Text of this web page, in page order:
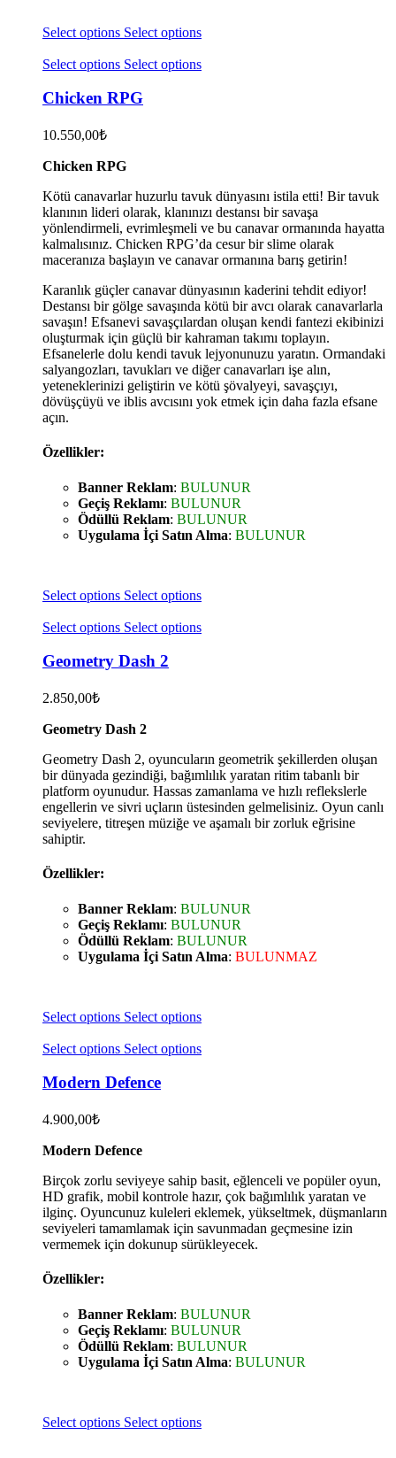
Select options Select options
Select options Select options
Chicken RPG
10.550,00₺
Chicken RPG
Kötü canavarlar huzurlu tavuk dünyasını istila etti! Bir tavuk
klanının lideri olarak, klanınızı destansı bir savaşa
yönlendirmeli, evrimleşmeli ve bu canavar ormanında hayatta
kalmalısınız. Chicken RPG’da cesur bir slime olarak
maceranıza başlayın ve canavar ormanına barış getirin!
Karanlık güçler canavar dünyasının kaderini tehdit ediyor!
Destansı bir gölge savaşında kötü bir avcı olarak canavarlarla
savaşın! Efsanevi savaşçılardan oluşan kendi fantezi ekibinizi
oluşturmak için güçlü bir kahraman takımı toplayın.
Efsanelerle dolu kendi tavuk lejyonunuzu yaratın. Ormandaki
salyangozları, tavukları ve diğer canavarları işe alın,
yeteneklerinizi geliştirin ve kötü şövalyeyi, savaşçıyı,
dövüşçüyü ve iblis avcısını yok etmek için daha fazla efsane
açın.
Özellikler:
Banner Reklam: BULUNUR
Geçiş Reklamı: BULUNUR
Ödüllü Reklam: BULUNUR
Uygulama İçi Satın Alma: BULUNUR
Select options Select options
Select options Select options
Geometry Dash 2
2.850,00₺
Geometry Dash 2
Geometry Dash 2, oyuncuların geometrik şekillerden oluşan
bir dünyada gezindiği, bağımlılık yaratan ritim tabanlı bir
platform oyunudur. Hassas zamanlama ve hızlı reflekslerle
engellerin ve sivri uçların üstesinden gelmelisiniz. Oyun canlı
seviyelere, titreşen müziğe ve aşamalı bir zorluk eğrisine
sahiptir.
Özellikler:
Banner Reklam: BULUNUR
Geçiş Reklamı: BULUNUR
Ödüllü Reklam: BULUNUR
Uygulama İçi Satın Alma: BULUNMAZ
Select options Select options
Select options Select options
Modern Defence
4.900,00₺
Modern Defence
Birçok zorlu seviyeye sahip basit, eğlenceli ve popüler oyun,
HD grafik, mobil kontrole hazır, çok bağımlılık yaratan ve
ilginç. Oyuncunuz kuleleri eklemek, yükseltmek, düşmanların
seviyeleri tamamlamak için savunmadan geçmesine izin
vermemek için dokunup sürükleyecek.
Özellikler:
Banner Reklam: BULUNUR
Geçiş Reklamı: BULUNUR
Ödüllü Reklam: BULUNUR
Uygulama İçi Satın Alma: BULUNUR
Select options Select options